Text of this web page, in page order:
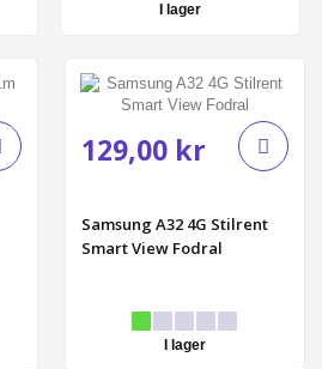
I lager
129,00 kr
Samsung A32 4G Stilrent
Smart View Fodral
I lager